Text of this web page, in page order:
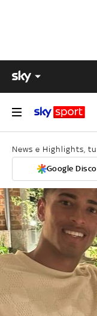
News e Highlights,
Google